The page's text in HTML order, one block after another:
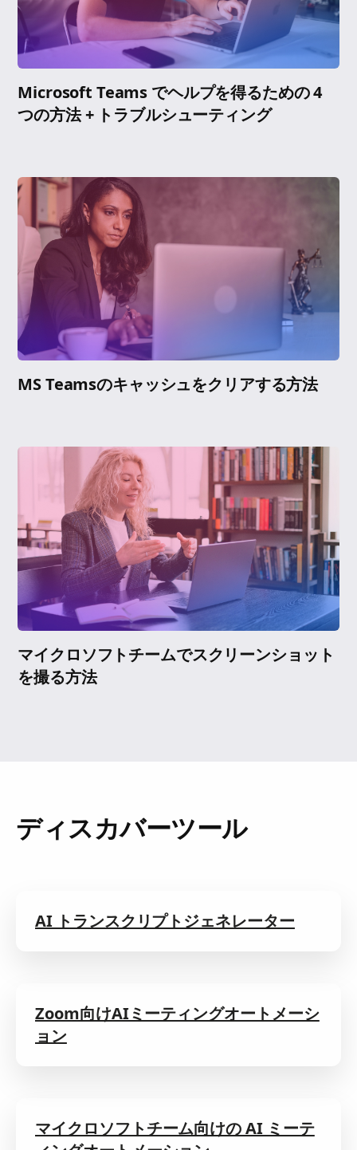
Microsoft Teams でヘルプを得るための 4
つの方法 + トラブルシューティング
MS Teamsのキャッシュをクリアする方法
マイクロソフトチームでスクリーンショット
を撮る方法
ディスカバーツール
AI トランスクリプトジェネレーター
Zoom向けAIミーティングオートメーシ
ョン
マイクロソフトチーム向けの AI ミーテ